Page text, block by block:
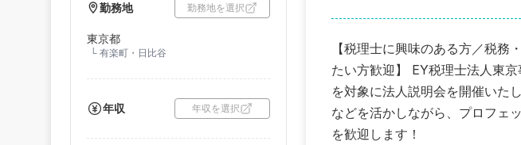
勤務地 勤務地を選択
東京都
└ 有楽町・日比谷
年収 年収を選択
【税理士に興味のある方／税務
たい方歓迎】 EY税理士法人東
を対象に法人説明会を開催いた
などを活かしながら、プロフェ
を歓迎します！